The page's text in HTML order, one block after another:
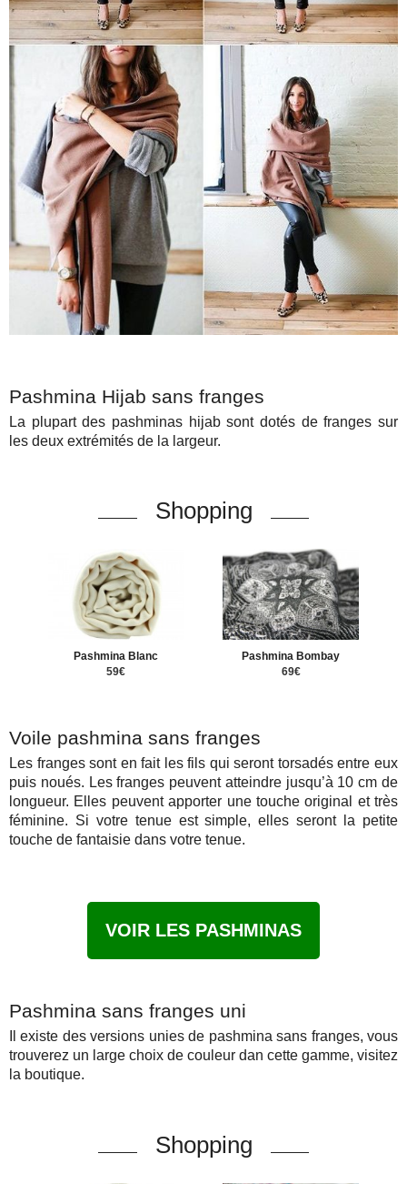
Pashmina Hijab sans franges
La plupart des pashminas hijab sont dotés de franges sur
les deux extrémités de la largeur.
Shopping
Pashmina Blanc
59€
Pashmina Bombay
69€
Voile pashmina sans franges
Les franges sont en fait les fils qui seront torsadés entre eux
puis noués. Les franges peuvent atteindre jusqu’à 10 cm de
longueur. Elles peuvent apporter une touche original et très
féminine. Si votre tenue est simple, elles seront la petite
touche de fantaisie dans votre tenue.
VOIR LES PASHMINAS
Pashmina sans franges uni
Il existe des versions unies de pashmina sans franges, vous
trouverez un large choix de couleur dan cette gamme, visitez
la boutique.
Shopping